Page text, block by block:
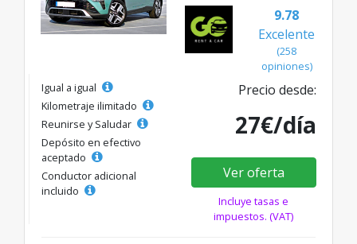
9.78
Excelente
(258
opiniones)
Igual a igual
Kilometraje ilimitado
Reunirse y Saludar
Depósito en efectivo
aceptado
Conductor adicional
incluido
Precio desde:
27€/día
Ver oferta
Incluye tasas e
impuestos. (VAT)